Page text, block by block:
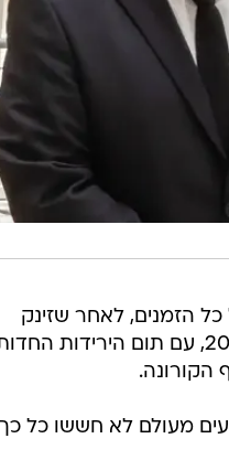
ל-2760.8 דולר - שיא של כל הזמנים, לאחר שזינק
בכ-121% מאז תחילת 2019. עיקר העלייה חלה מאז מחצית מרץ 2020, עם תום הירידות
הקורונה.
מעולם לא חששו כל